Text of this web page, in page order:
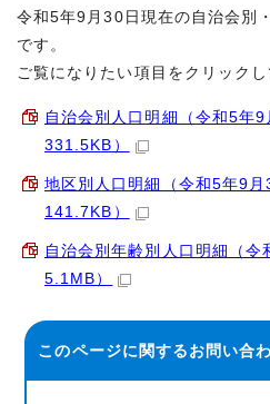
令和5年9月30日現在の自治会別
です。
ご覧になりたい項目をクリックし
自治会別人口明細（令和5年
331.5KB）
地区別人口明細（令和5年9
141.7KB）
自治会別年齢別人口明細（
5.1MB）
このページに関するお問い合